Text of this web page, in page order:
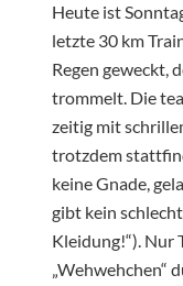
Heute ist
letzte 30 km
Regen geweckt,
trommelt. Die
zeitig mit
trotzdem
keine Gnade,
gibt kein
Kleidung!“). Nur
„Wehwehchen“